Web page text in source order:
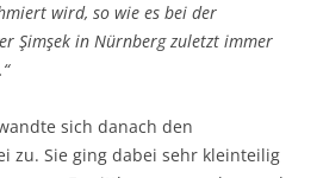
wird, so wie es bei der
Şimşek in Nürnberg zuletzt immer
sich danach den
zu. Sie ging dabei sehr kleinteilig